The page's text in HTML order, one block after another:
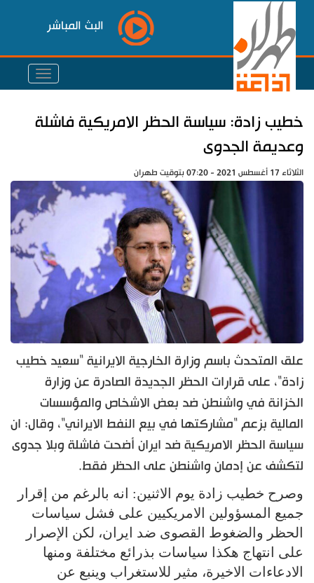
البث المباشر
خطيب زادة: سياسة الحظر الامريكية فاشلة
وعديمة الجدوى
الثلاثاء 17 أغسطس 2021 - 07:20 بتوقيت طهران
علق المتحدث باسم وزارة الخارجية الايرانية "سعيد خطيب
زادة"، على قرارات الحظر الجديدة الصادرة عن وزارة
الخزانة في واشنطن ضد بعض الاشخاص والمؤسسات
المالية بزعم "مشاركتها في بيع النفط الايراني"، وقال: ان
سياسة الحظر الامريكية ضد ايران أضحت فاشلة وبلا جدوى
لتكشف عن إدمان واشنطن على الحظر فقط.
وصرح خطيب زادة يوم الاثنين: انه بالرغم من إقرار
جميع المسؤولين الامريكيين على فشل سياسات
الحظر والضغوط القصوى ضد ايران، لكن الإصرار
على انتهاج هكذا سياسات بذرائع مختلفة ومنها
الادعاءات الاخيرة، مثير للاستغراب وينبع عن